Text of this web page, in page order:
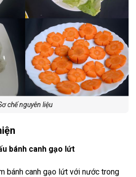
chế nguyên liệu
bánh canh gạo lứt
bánh canh gạo lứt với nước trong